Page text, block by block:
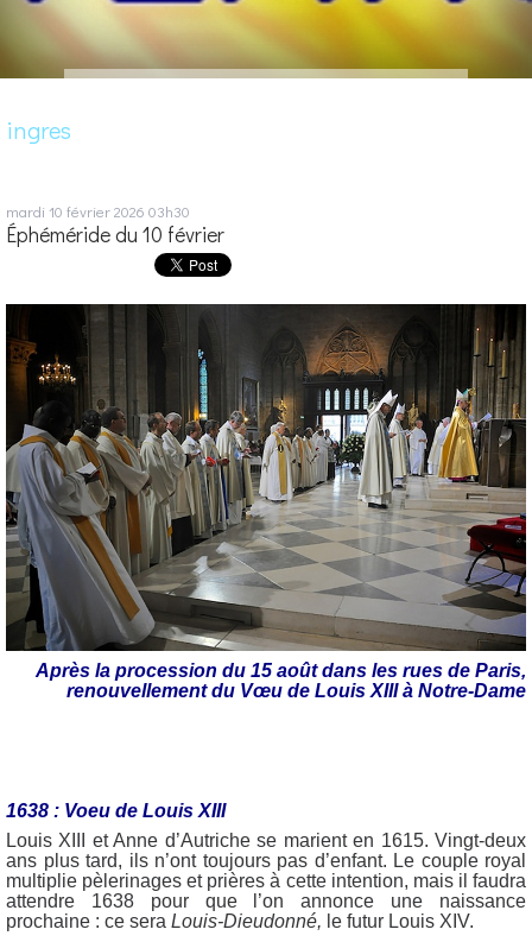
ingres
mardi 10 février 2026 03h30
Éphéméride du 10 février
Après la procession du 15 août dans les rues de Paris,
renouvellement du Vœu de Louis XIII à Notre-Dame
1638 : Voeu de Louis XIII
Louis XIII et Anne d’Autriche se marient en 1615. Vingt-deux
ans plus tard, ils n’ont toujours pas d’enfant. Le couple royal
multiplie pèlerinages et prières à cette intention, mais il faudra
attendre 1638 pour que l’on annonce une naissance
prochaine : ce sera Louis-Dieudonné, le futur Louis XIV.